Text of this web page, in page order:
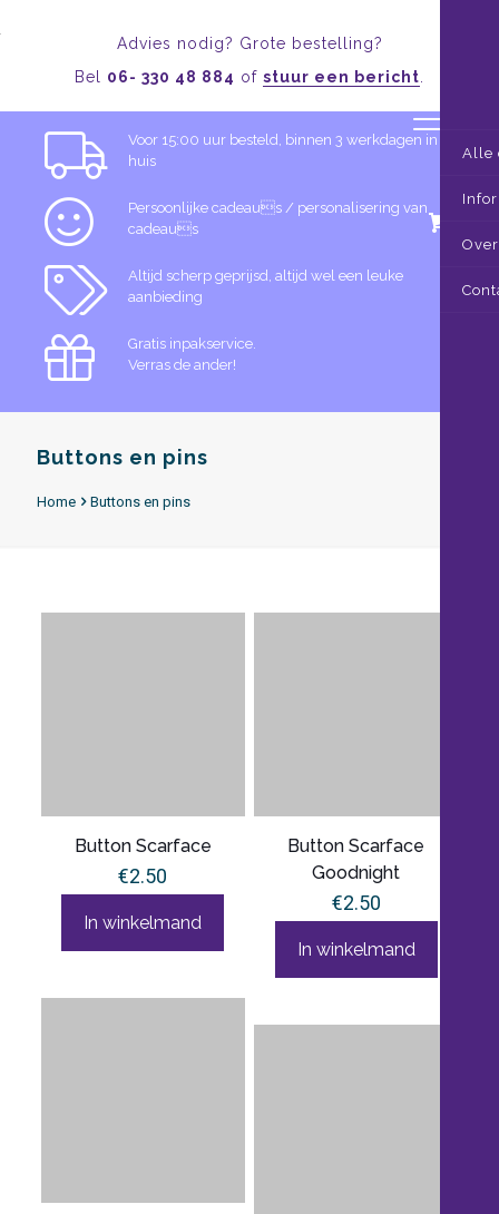
Advies nodig? Grote bestelling?
Bel 06- 330 48 884 of stuur een bericht
Voor 15:00 uur besteld, binnen 3 werkdagen in
huis
Persoonlijke cadeaus / personalisering van
cadeaus
Altijd scherp geprijsd, altijd wel een leuke
aanbieding
Gratis inpakservice.
Verras de ander!
Buttons en pins
Home Buttons en pins
Button Scarface
€2.50
In winkelmand
Button Scarface
Goodnight
€2.50
In winkelmand
Alle